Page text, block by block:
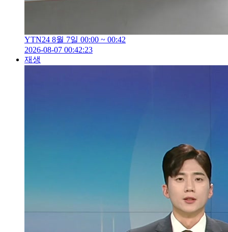
YTN24 8월 7일 00:00 ~ 00:42
2026-08-07 00:42:23
재생